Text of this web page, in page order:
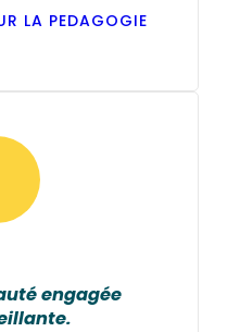
LA PEDAGOGIE
engagée